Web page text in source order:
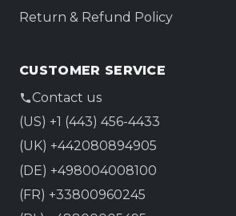
Return & Refund Policy
CUSTOMER SERVICE
Contact us
(US) +1 (443) 456-4433
(UK) +442080894905
(DE) +498004008100
(FR) +33800960245